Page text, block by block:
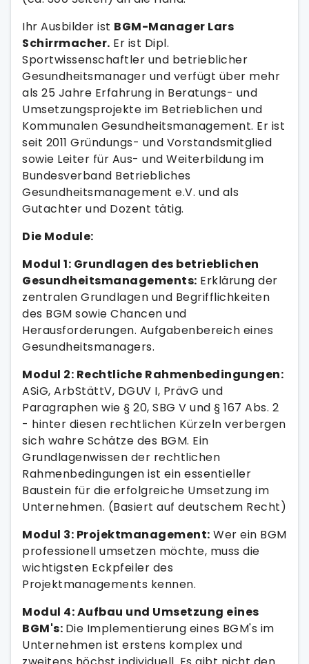
Ihr Ausbilder ist BGM-Manager Lars
Schirrmacher. Er ist Dipl.
Sportwissenschaftler und betrieblicher
Gesundheitsmanager und verfügt über mehr
als 25 Jahre Erfahrung in Beratungs- und
Umsetzungsprojekte im Betrieblichen und
Kommunalen Gesundheitsmanagement. Er ist
seit 2011 Gründungs- und Vorstandsmitglied
sowie Leiter für Aus- und Weiterbildung im
Bundesverband Betriebliches
Gesundheitsmanagement e.V. und als
Gutachter und Dozent tätig.
Die Module:
Modul 1: Grundlagen des betrieblichen
Gesundheitsmanagements: Erklärung der
zentralen Grundlagen und Begrifflichkeiten
des BGM sowie Chancen und
Herausforderungen. Aufgabenbereich eines
Gesundheitsmanagers.
Modul 2: Rechtliche Rahmenbedingungen:
ASiG, ArbStättV, DGUV I, PrävG und
Paragraphen wie § 20, SBG V und § 167 Abs. 2
- hinter diesen rechtlichen Kürzeln verbergen
sich wahre Schätze des BGM. Ein
Grundlagenwissen der rechtlichen
Rahmenbedingungen ist ein essentieller
Baustein für die erfolgreiche Umsetzung im
Unternehmen. (Basiert auf deutschem Recht)
Modul 3: Projektmanagement: Wer ein BGM
professionell umsetzen möchte, muss die
wichtigsten Eckpfeiler des
Projektmanagements kennen.
Modul 4: Aufbau und Umsetzung eines
BGM's: Die Implementierung eines BGM's im
Unternehmen ist erstens komplex und